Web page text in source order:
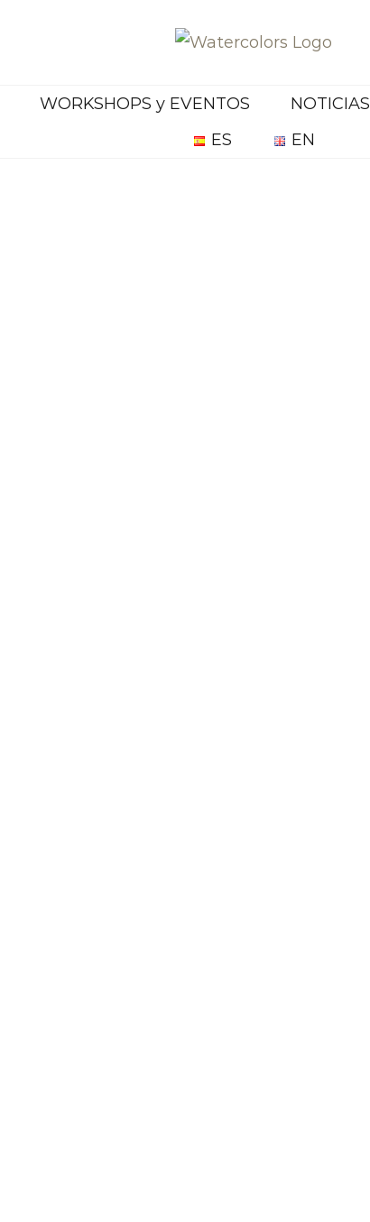
WORKSHOPS y EVENTOS NOTICIAS
ES EN